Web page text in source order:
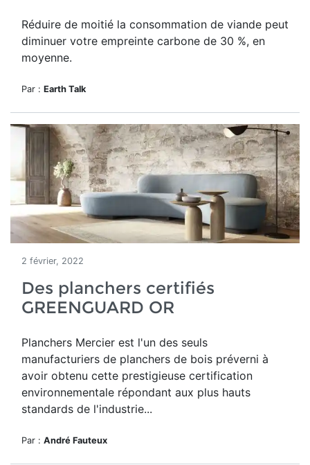
Réduire de moitié la consommation de viande peut
diminuer votre empreinte carbone de 30 %, en
moyenne.
Par : Earth Talk
2 février, 2022
Des planchers certifiés
GREENGUARD OR
Planchers Mercier est l'un des seuls
manufacturiers de planchers de bois préverni à
avoir obtenu cette prestigieuse certification
environnementale répondant aux plus hauts
standards de l'industrie...
Par : André Fauteux